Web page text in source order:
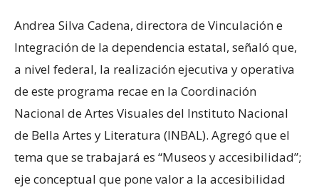
Andrea Silva Cadena, directora de Vinculación e
Integración de la dependencia estatal, señaló que,
a nivel federal, la realización ejecutiva y operativa
de este programa recae en la Coordinación
Nacional de Artes Visuales del Instituto Nacional
de Bella Artes y Literatura (INBAL). Agregó que el
tema que se trabajará es “Museos y accesibilidad”;
eje conceptual que pone valor a la accesibilidad